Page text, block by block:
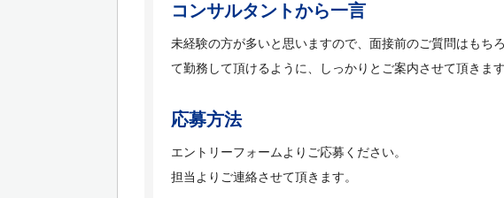
コンサルタントから一言
未経験の方が多いと思いますので、面接前のご質問はもち
て勤務して頂けるように、しっかりとご案内させて頂きます
応募方法
エントリーフォームよりご応募ください。
担当よりご連絡させて頂きます。